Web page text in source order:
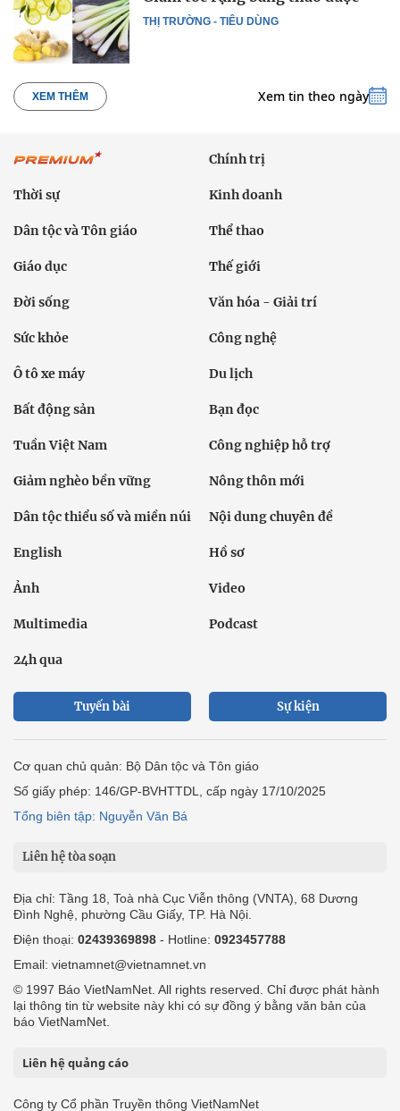
THỊ TRƯỜNG - TIÊU DÙNG
XEM THÊM Xem tin theo ngày
Chính trị
Thời sự Kinh doanh
Dân tộc và Tôn giáo Thể thao
Giáo dục Thế giới
Đời sống Văn hóa - Giải trí
Sức khỏe Công nghệ
Ô tô xe máy Du lịch
Bất động sản Bạn đọc
Tuần Việt Nam Công nghiệp hỗ trợ
Giảm nghèo bền vững Nông thôn mới
Dân tộc thiểu số và miền núi Nội dung chuyên đề
English Hồ sơ
Ảnh Video
Multimedia Podcast
24h qua
Tuyến bài Sự kiện
Cơ quan chủ quản: Bộ Dân tộc và Tôn giáo
Số giấy phép: 146/GP-BVHTTDL, cấp ngày 17/10/2025
Tổng biên tập: Nguyễn Văn Bá
Liên hệ tòa soạn
Địa chỉ: Tầng 18, Toà nhà Cục Viễn thông (VNTA), 68 Dương
Đình Nghệ, phường Cầu Giấy, TP. Hà Nội.
Điện thoại: 02439369898 - Hotline: 0923457788
Email: vietnamnet@vietnamnet.vn
© 1997 Báo VietNamNet. All rights reserved. Chỉ được phát hành
lại thông tin từ website này khi có sự đồng ý bằng văn bản của
báo VietNamNet.
Liên hệ quảng cáo
Công ty Cổ phần Truyền thông VietNamNet